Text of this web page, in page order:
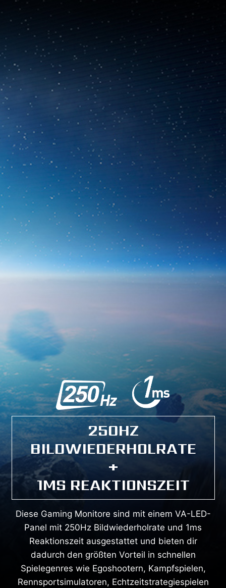
250HZ
BILDWIEDERHOLRATE
+
1MS REAKTIONSZEIT
Diese Gaming Monitore sind mit einem VA-LED-
Panel mit 250Hz Bildwiederholrate und 1ms
Reaktionszeit ausgestattet und bieten dir
dadurch den größten Vorteil in schnellen
Spielegenres wie Egoshootern, Kampfspielen,
Rennsportsimulatoren, Echtzeitstrategiespielen